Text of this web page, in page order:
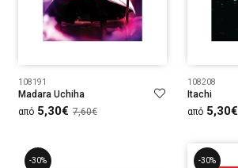
108191
Madara Uchiha
από 5,30€ 7,60€
108208
Itachi
από 5,30€
-30% -30%